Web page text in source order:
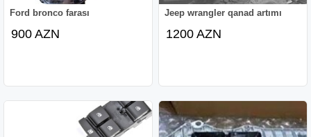
Ford bronco farası
900 AZN
Jeep wrangler qanad artımı
1200 AZN